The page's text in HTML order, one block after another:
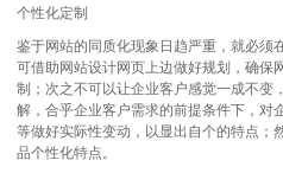
个性化定制
鉴于网站的同质化现象日趋严重，就必须
可借助网站设计网页上边做好规划，确保
制；次之不可以让企业客户感觉一成不变
解，合乎企业客户需求的前提条件下，对
等做好实际性变动，以显出自个的特点；
品个性化特点。